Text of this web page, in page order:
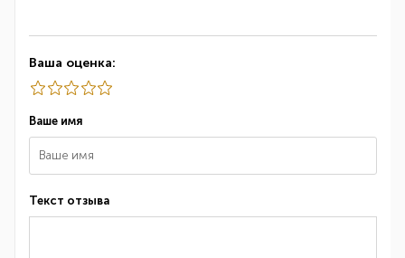
Ваша оценка:
Ваше имя
Текст отзыва